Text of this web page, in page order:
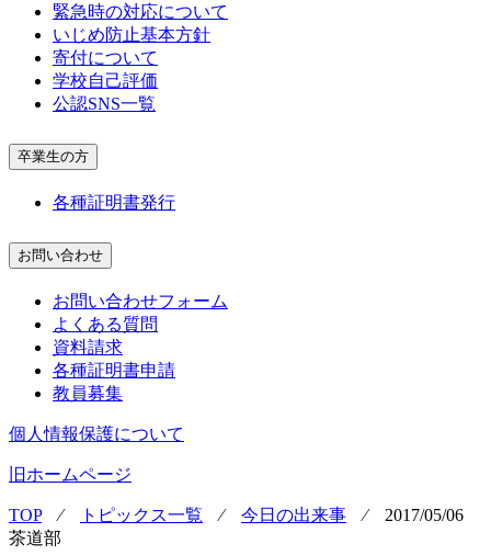
緊急時の対応について
いじめ防止基本方針
寄付について
学校自己評価
公認SNS一覧
卒業生の方
各種証明書発行
お問い合わせ
お問い合わせフォーム
よくある質問
資料請求
各種証明書申請
教員募集
個人情報保護について
旧ホームページ
TOP⁄ トピックス一覧 ⁄ 今日の出来事 ⁄ 2017/05/06
茶道部